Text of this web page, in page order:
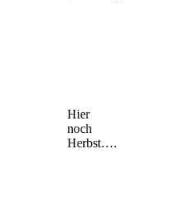
Hier
noch
Herbst….